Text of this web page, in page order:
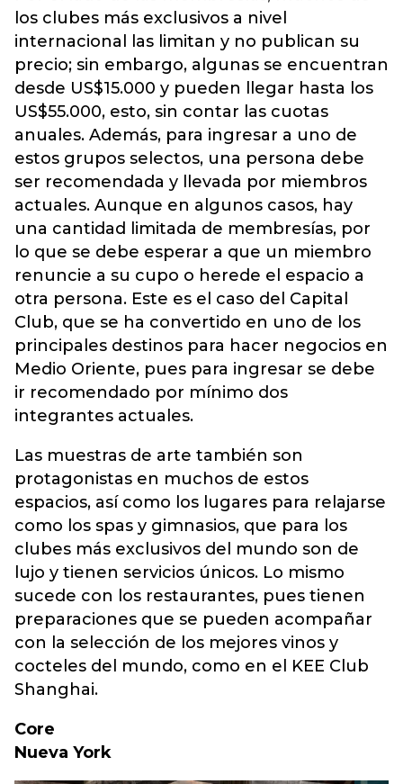
los clubes más exclusivos a nivel
internacional las limitan y no publican su
precio; sin embargo, algunas se encuentran
desde US$15.000 y pueden llegar hasta los
US$55.000, esto, sin contar las cuotas
anuales. Además, para ingresar a uno de
estos grupos selectos, una persona debe
ser recomendada y llevada por miembros
actuales. Aunque en algunos casos, hay
una cantidad limitada de membresías, por
lo que se debe esperar a que un miembro
renuncie a su cupo o herede el espacio a
otra persona. Este es el caso del Capital
Club, que se ha convertido en uno de los
principales destinos para hacer negocios en
Medio Oriente, pues para ingresar se debe
ir recomendado por mínimo dos
integrantes actuales.
Las muestras de arte también son
protagonistas en muchos de estos
espacios, así como los lugares para relajarse
como los spas y gimnasios, que para los
clubes más exclusivos del mundo son de
lujo y tienen servicios únicos. Lo mismo
sucede con los restaurantes, pues tienen
preparaciones que se pueden acompañar
con la selección de los mejores vinos y
cocteles del mundo, como en el KEE Club
Shanghai.
Core
Nueva York